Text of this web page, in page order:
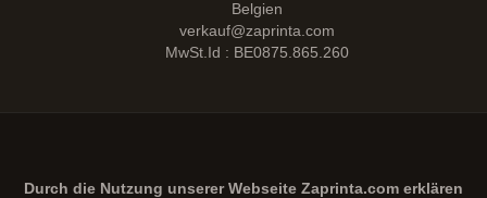
Belgien
verkauf@zaprinta.com
MwSt.Id : BE0875.865.260
Durch die Nutzung unserer Webseite Zaprinta.com erklären